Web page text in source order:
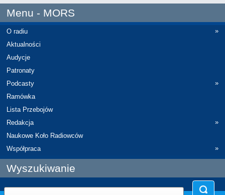
Menu - MORS
O radiu
»
Aktualności
Audycje
Patronaty
Podcasty
»
Ramówka
Lista Przebojów
Redakcja
»
Naukowe Koło Radiowców
Współpraca
»
Wyszukiwanie